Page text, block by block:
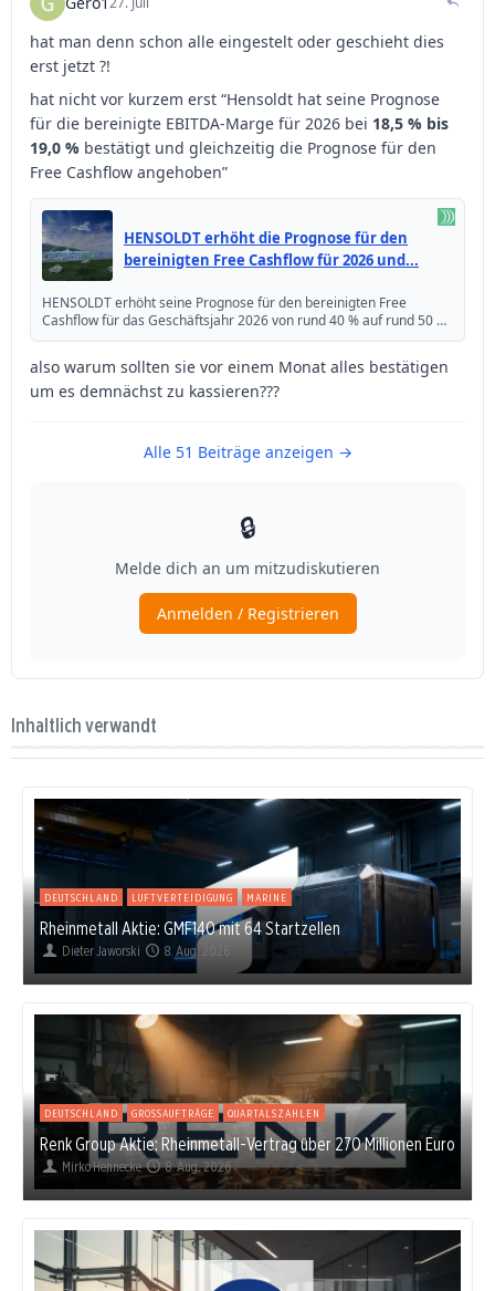
Inhaltlich verwandt
DEUTSCHLAND LUFTVERTEIDIGUNG MARINE
Rheinmetall Aktie: GMF140 mit 64 Startzellen
Dieter Jaworski 8. Aug. 2026
DEUTSCHLAND GROSSAUFTRÄGE QUARTALSZAHLEN
Renk Group Aktie: Rheinmetall-Vertrag über 270 Millionen Euro
Mirko Hennecke 8. Aug. 2026